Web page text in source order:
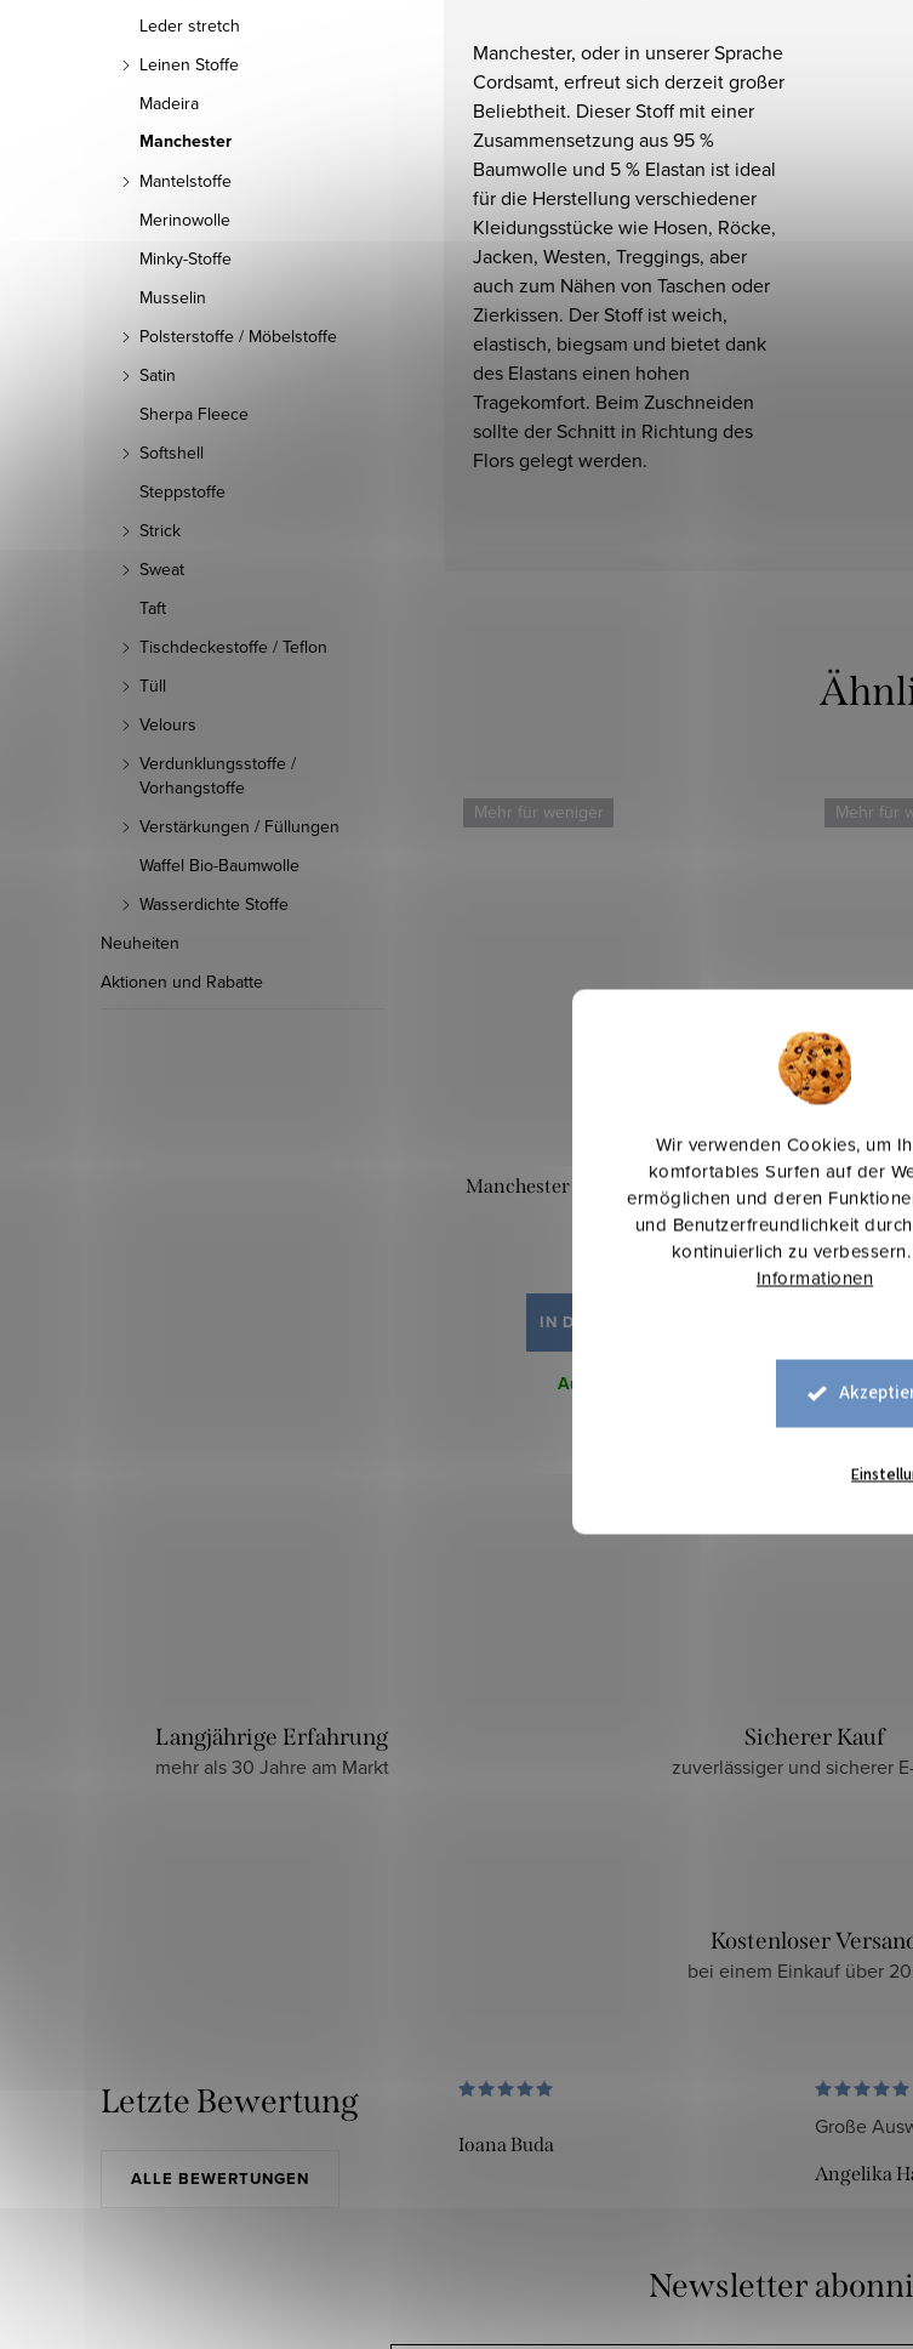
Wir verwenden Cookies, um
komfortables Surfen auf der
ermöglichen und deren
und Benutzerfreundlichkeit
kontinuierlich zu verbessern.
Informationen
Leder stretch
Leinen Stoffe
Madeira
Manchester
Mantelstoffe
Merinowolle
Minky-Stoffe
Musselin
Polsterstoffe / Möbelstoffe
Satin
Sherpa Fleece
Softshell
Steppstoffe
Strick
Sweat
Taft
Tischdeckestoffe / Teflon
Tüll
Velours
Verdunklungsstoffe /
Vorhangstoffe
Verstärkungen / Füllungen
Waffel Bio-Baumwolle
Wasserdichte Stoffe
Neuheiten
Aktionen und Rabatte
Manchester, oder in unserer Sprache
Cordsamt, erfreut sich derzeit großer
Beliebtheit. Dieser Stoff mit einer
Zusammensetzung aus 95 %
Baumwolle und 5 % Elastan ist ideal
für die Herstellung verschiedener
Kleidungsstücke wie Hosen, Röcke,
Jacken, Westen, Treggings, aber
auch zum Nähen von Taschen oder
Zierkissen. Der Stoff ist weich,
elastisch, biegsam und bietet dank
des Elastans einen hohen
Tragekomfort. Beim Zuschneiden
sollte der Schnitt in Richtung des
Flors gelegt werden.
Mehr für weniger
Manchester Cord - Dunkles Blaugrau
IN DEN WARENKORB
Auf Lager
Mehr für
Langjährige Erfahrung
mehr als 30 Jahre am Markt
Sicherer Kauf
zuverlässiger und sicherer
Kostenloser
bei einem Einkauf über
Letzte Bewertung
ALLE BEWERTUNGEN
Ioana Buda
Große
Angelika
Newsletter